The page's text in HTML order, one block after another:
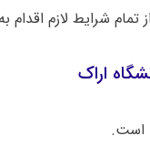
شرایط لازم اقدام
است.